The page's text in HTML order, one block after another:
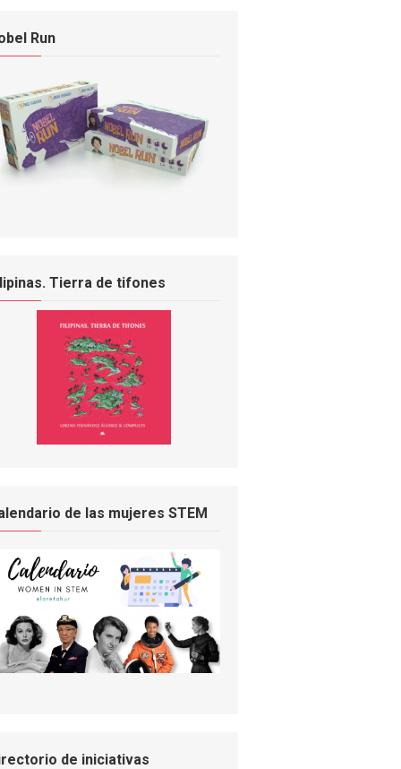
Run
Tierra de tifones
de las mujeres STEM
de iniciativas